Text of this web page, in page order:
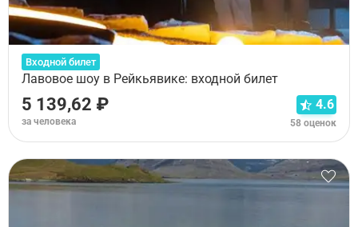
Входной билет
Лавовое шоу в Рейкьявике: входной билет
5 139,62 ₽
за человека
4.6
58 оценок